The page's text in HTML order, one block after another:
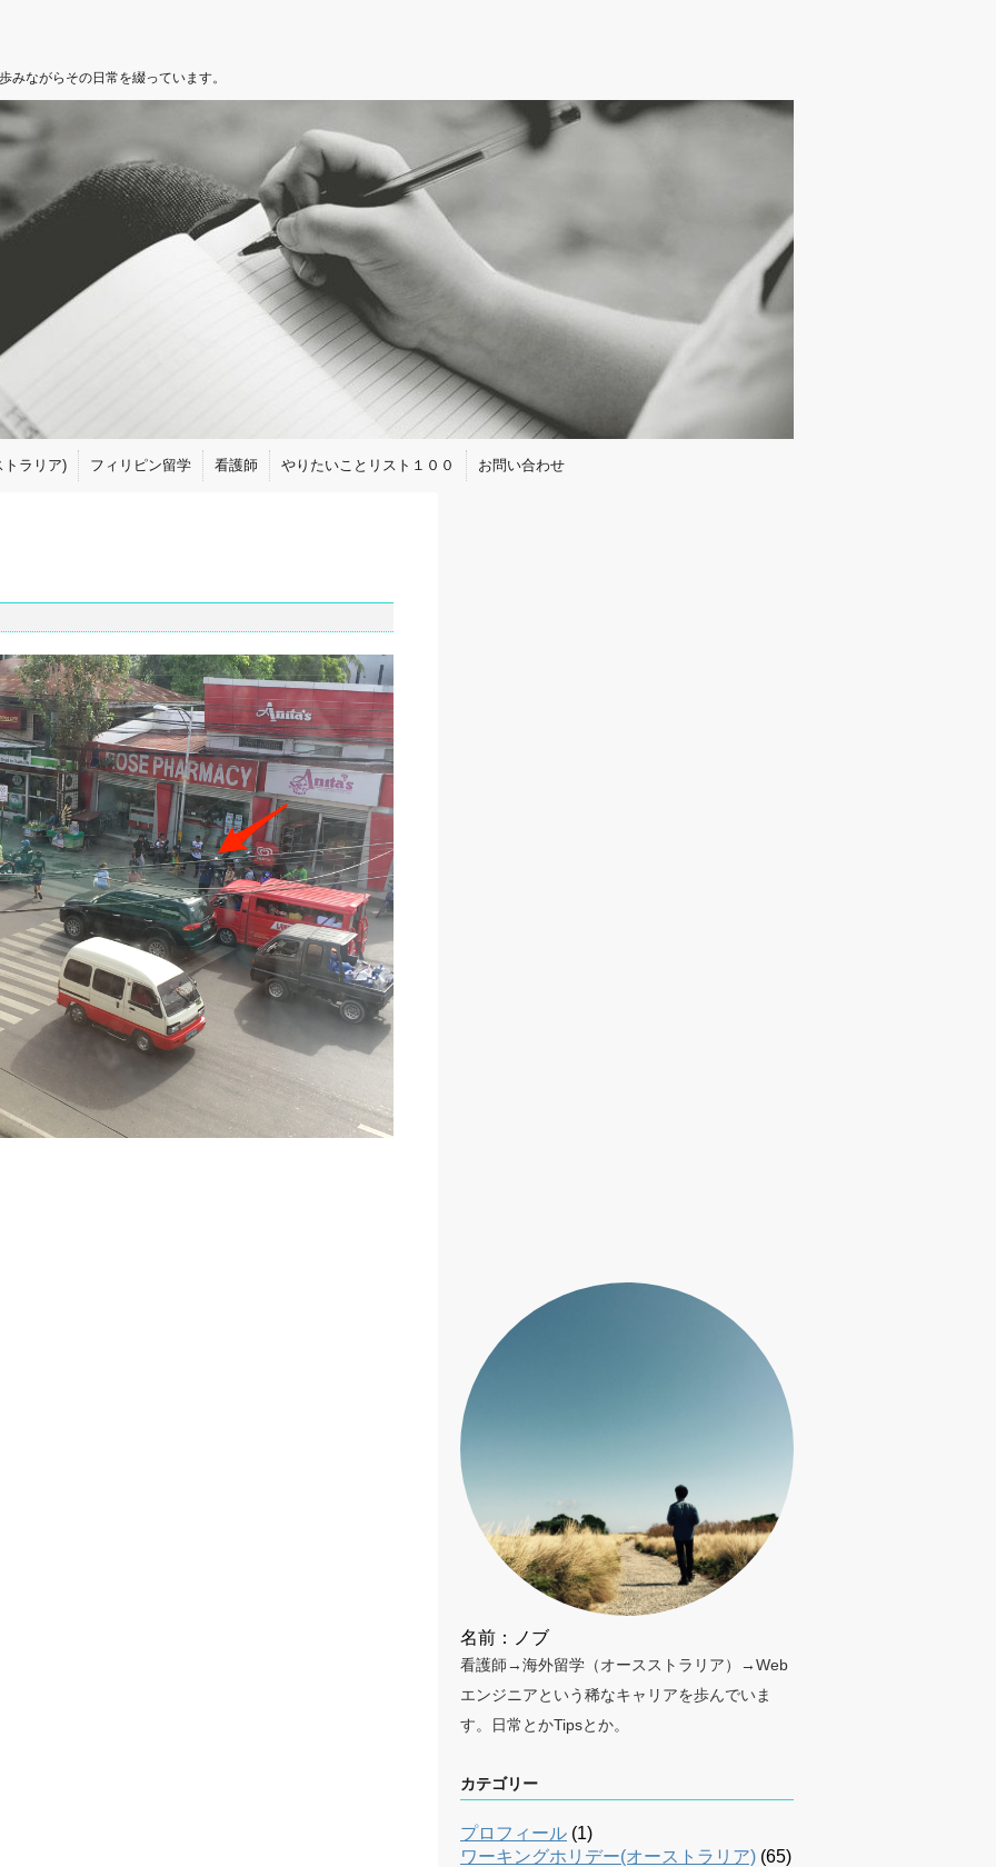
ながらその日常を綴っています。
トラリア) フィリピン留学 看護師 やりたいことリスト１００ お問い合わせ
名前：ノブ
看護師→海外留学（オースストラリア）→Web
エンジニアという稀なキャリアを歩んでいま
す。日常とかTipsとか。
カテゴリー
プロフィール (1)
ワーキングホリデー(オーストラリア) (65)